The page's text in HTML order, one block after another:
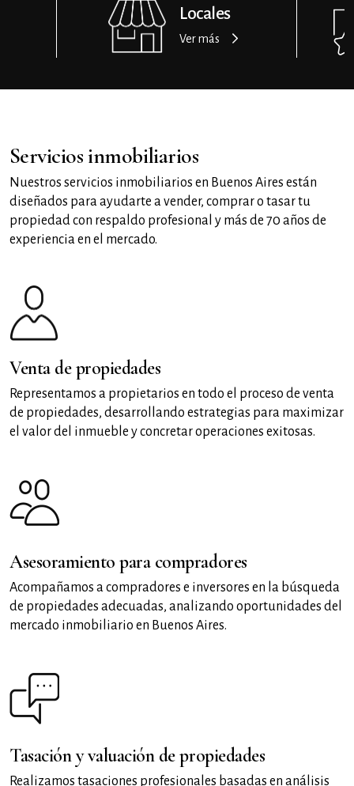
Residenciales
Ver más
Servicios inmobiliarios
Nuestros servicios inmobiliarios en Buenos Aires están
diseñados para ayudarte a vender, comprar o tasar tu
propiedad con respaldo profesional y más de 70 años de
experiencia en el mercado.
Venta de propiedades
Representamos a propietarios en todo el proceso de venta
de propiedades, desarrollando estrategias para maximizar
el valor del inmueble y concretar operaciones exitosas.
Asesoramiento para compradores
Acompañamos a compradores e inversores en la búsqueda
de propiedades adecuadas, analizando oportunidades del
mercado inmobiliario en Buenos Aires.
Tasación y valuación de propiedades
Realizamos tasaciones profesionales basadas en análisis